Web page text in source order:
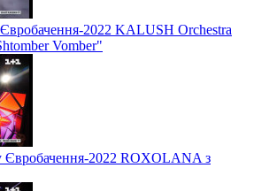
Євробачення-2022 KALUSH Orchestra
Vomber"
Євробачення-2022 ROXOLANA з